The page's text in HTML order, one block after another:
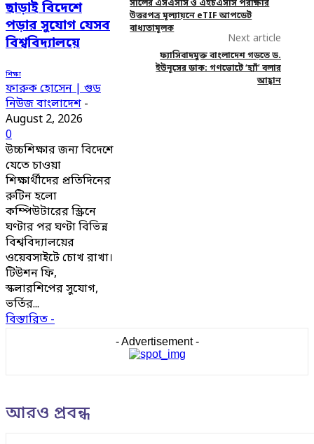
ছাড়াই বিদেশে
পড়ার সুযোগ যেসব
বিশ্ববিদ্যালয়ে
শিক্ষা
ফারুক হোসেন | গুড
নিউজ বাংলাদেশ -
August 2, 2026
0
উচ্চশিক্ষার জন্য বিদেশে
যেতে চাওয়া
শিক্ষার্থীদের প্রতিদিনের
রুটিন হলো
কম্পিউটারের স্ক্রিনে
ঘণ্টার পর ঘণ্টা বিভিন্ন
বিশ্ববিদ্যালয়ের
ওয়েবসাইটে চোখ রাখা।
টিউশন ফি,
স্কলারশিপের সুযোগ,
ভর্তির...
বিস্তারিত -
সালের এসএসসি ও এইচএসসি পরীক্ষার
উত্তরপত্র মূল্যায়নে eTIF আপডেট
বাধ্যতামূলক
Next article
ফ্যাসিবাদমুক্ত বাংলাদেশ গড়তে ড.
ইউনূসের ডাক: গণভোটে ‘হ্যাঁ’ বলার
আহ্বান
- Advertisement -
আরও প্রবন্ধ